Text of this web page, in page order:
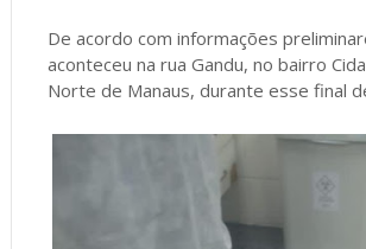
De acordo com informações
aconteceu na rua Gandu, no bairro
Norte de Manaus, durante esse final